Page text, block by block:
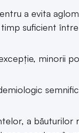
a evita
suficient
minorii
a băuturilor